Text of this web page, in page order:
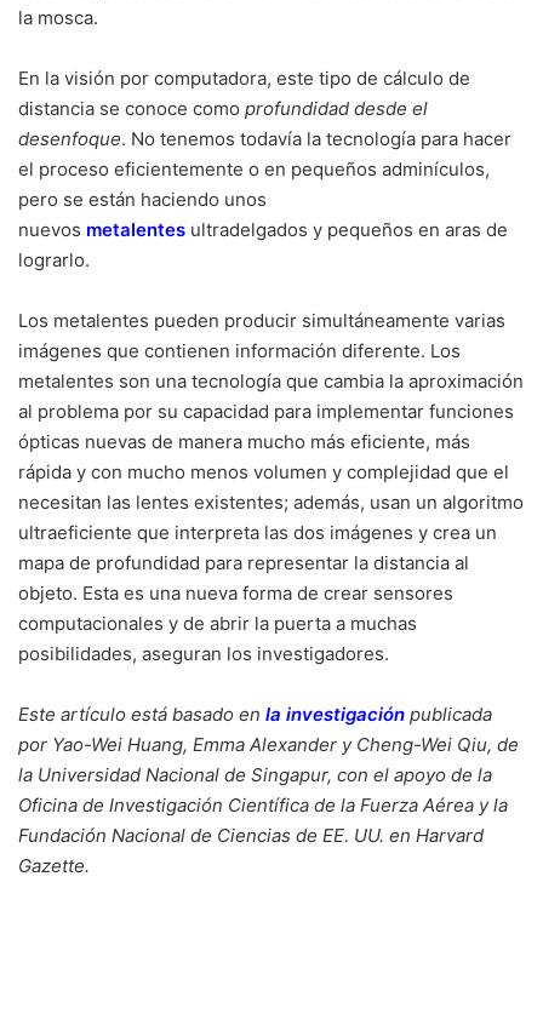
la mosca.
En la visión por computadora, este tipo de cálculo de
distancia se conoce como profundidad desde el
desenfoque. No tenemos todavía la tecnología para hacer
el proceso eficientemente o en pequeños adminículos,
pero se están haciendo unos
nuevos metalentes ultradelgados y pequeños en aras de
lograrlo.
Los metalentes pueden producir simultáneamente varias
imágenes que contienen información diferente. Los
metalentes son una tecnología que cambia la aproximación
al problema por su capacidad para implementar funciones
ópticas nuevas de manera mucho más eficiente, más
rápida y con mucho menos volumen y complejidad que el
necesitan las lentes existentes; además, usan un algoritmo
ultraeficiente que interpreta las dos imágenes y crea un
mapa de profundidad para representar la distancia al
objeto. Esta es una nueva forma de crear sensores
computacionales y de abrir la puerta a muchas
posibilidades, aseguran los investigadores.
Este artículo está basado en la investigación publicada
por Yao-Wei Huang, Emma Alexander y Cheng-Wei Qiu, de
la Universidad Nacional de Singapur, con el apoyo de la
Oficina de Investigación Científica de la Fuerza Aérea y la
Fundación Nacional de Ciencias de EE. UU. en Harvard
Gazette.